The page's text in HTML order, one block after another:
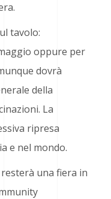
tavolo:
oppure per
dovrà
della
La
ripresa
e nel mondo.
una fiera in